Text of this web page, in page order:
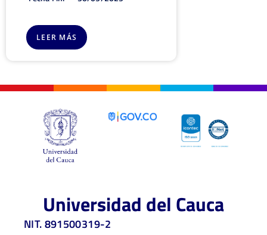
LEER MÁS
Universidad del Cauca
NIT. 891500319-2